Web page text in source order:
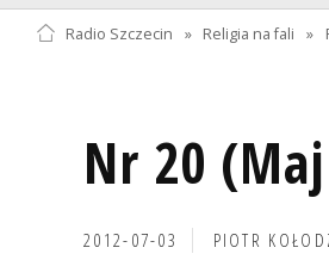
Radio Szczecin » Religia na fali »
Nr 20
2012-07-03 PIOTR